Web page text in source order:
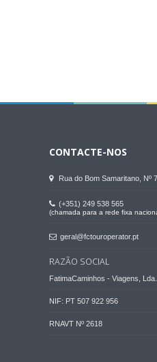
CONTACTE-NOS
Rua do Bom Samaritano, Nº
(+351) 249 538 565
(chamada para a rede fixa
geral@fctouroperator.pt
RAZÃO SOCIAL
FatimaCaminhos - Viagens, Lda.
NIF: PT 507 922 956
RNAVT Nº 2618